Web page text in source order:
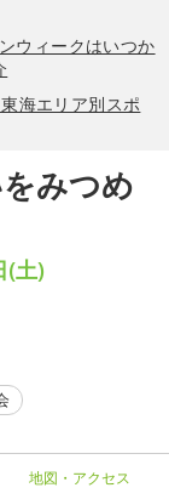
ウィークはいつか
海エリア別スポ
みつめ
(土)
地図・アクセス